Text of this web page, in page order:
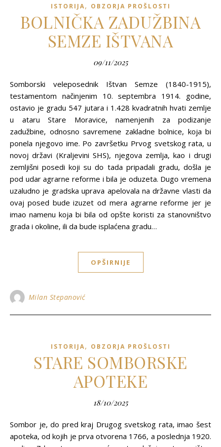
ISTORIJA, OBZORJA PROŠLOSTI
BOLNIČKA ZADUŽBINA
SEMZE IŠTVANA
09/11/2025
Somborski veleposednik Ištvan Semze (1840-1915),
testamentom načinjenim 10. septembra 1914. godine,
ostavio je gradu 547 jutara i 1.428 kvadratnih hvati zemlje
u ataru Stare Moravice, namenjenih za podizanje
zadužbine, odnosno savremene zakladne bolnice, koja bi
ponela njegovo ime. Po završetku Prvog svetskog rata, u
novoj državi (Kraljevini SHS), njegova zemlja, kao i drugi
zemljišni posedi koji su do tada pripadali gradu, došla je
pod udar agrarne reforme i bila je oduzeta. Dugo vremena
uzaludno je gradska uprava apelovala na državne vlasti da
ovaj posed bude izuzet od mera agrarne reforme jer je
imao namenu koja bi bila od opšte koristi za stanovništvo
grada i okoline, ili da bude isplaćena gradu…
OPŠIRNIJE
Milan Stepanović
ISTORIJA, OBZORJA PROŠLOSTI
STARE SOMBORSKE
APOTEKE
18/10/2025
Sombor je, do pred kraj Drugog svetskog rata, imao šest
apoteka, od kojih je prva otvorena 1766, a poslednja 1920.